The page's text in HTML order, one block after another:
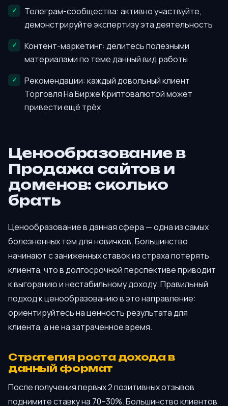
Телеграм-сообщества: активно участвуйте,
демонстрируйте экспертизу эта деятельность
Контент-маркетинг: делитесь полезными
материалами по теме данный вид работы
Рекомендации: каждый довольный клиент
Торговля На Бирже Криптовалютой может
привести ещё трёх
Ценообразование в
Продажа сайтов и
доменов: сколько
брать
Ценообразование в данная сфера — одна из самых
болезненных тем для новичков. Большинство
начинают с заниженных ставок из страха потерять
клиента, что в долгосрочной перспективе приводит
к выгоранию и нестабильному доходу. Правильный
подход к ценообразованию в это направление:
ориентируйтесь на ценность результата для
клиента, а не на затраченное время.
Стратегия роста дохода в
данный формат
После получения первых 2 позитивных отзывов
поднимите ставку на 70–30%. Большинство клиентов